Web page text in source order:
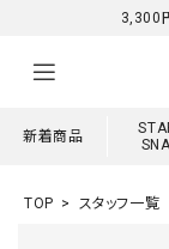
3,300
新着商品
TOP スタッフ一覧